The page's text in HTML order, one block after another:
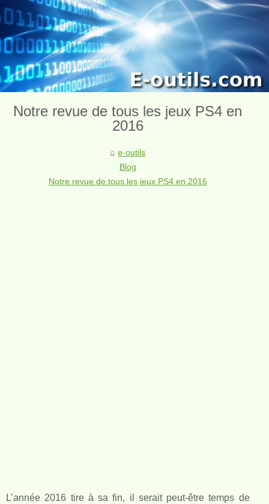
Notre revue de tous les jeux PS4 en
2016
e-outils
Blog
Notre revue de tous les jeux PS4 en 2016
L’année 2016 tire à sa fin, il serait peut-être temps de